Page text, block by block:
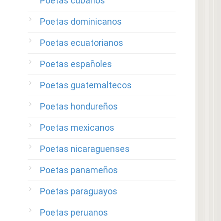
Poetas dominicanos
Poetas ecuatorianos
Poetas españoles
Poetas guatemaltecos
Poetas hondureños
Poetas mexicanos
Poetas nicaraguenses
Poetas panameños
Poetas paraguayos
Poetas peruanos